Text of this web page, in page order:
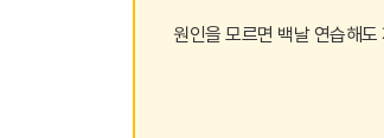
원인을 모르면 백날 연습해